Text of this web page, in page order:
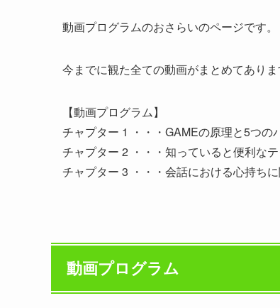
動画プログラムのおさらいのページです。
今までに観た全ての動画がまとめてあり
【動画プログラム】
チャプター 1 ・・・GAMEの原理と5つ
チャプター 2 ・・・知っていると便利なテ
チャプター 3 ・・・会話における心持ちに
動画プログラム